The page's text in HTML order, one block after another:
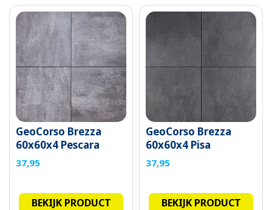
GeoCorso Brezza
60x60x4 Pescara
37,95
BEKIJK PRODUCT
GeoCorso Brezza
60x60x4 Pisa
37,95
BEKIJK PRODUCT